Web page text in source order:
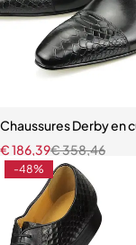
Chaussures Derby en
€358,46
€186,39
-48%